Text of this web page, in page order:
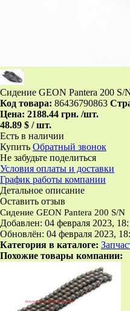
Сидение GEON Pantera 200 S/
Код товара: 86436790863
Цена: 2188.44 грн. /шт.
48.89 $ / шт.
Есть в наличии
Купить Обратный звонок
Не забудьте поделиться
Условия оплаты и доставки
График работы компании
Детальное описание
Оставить отзыв
Сидение GEON Pantera 200 S/N
Добавлен: 04 февраля 2023,
Обновлён: 04 февраля 2023,
Категория в каталоге:
Похожие товары компании: